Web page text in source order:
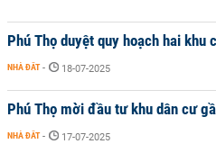
Phú Thọ duyệt quy hoạch hai khu
NHÀ ĐẤT - 18-07-2025
Phú Thọ mời đầu tư khu dân cư
NHÀ ĐẤT - 17-07-2025